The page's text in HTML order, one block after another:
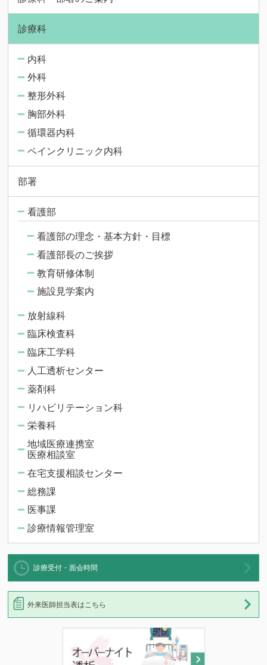
診療科
内科
外科
整形外科
胸部外科
循環器内科
ペインクリニック内科
部署
看護部
看護部の理念・基本方針・目標
看護部長のご挨拶
教育研修体制
施設見学案内
放射線科
臨床検査科
臨床工学科
人工透析センター
薬剤科
リハビリテーション科
栄養科
地域医療連携室
医療相談室
在宅支援相談センター
総務課
医事課
診療情報管理室
診療受付・面会時間
外来医師担当表はこちら